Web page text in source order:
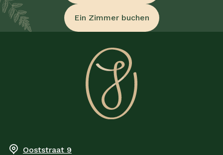
Ein Zimmer buchen
Ooststraat 9